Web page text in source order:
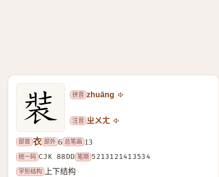
拼音 zhuāng
注音 ㄓㄨㄤ
部首 衣 部外 6 总笔画 13
统一码 CJK 88DD 笔顺 5213121413534
字形结构
上下结构